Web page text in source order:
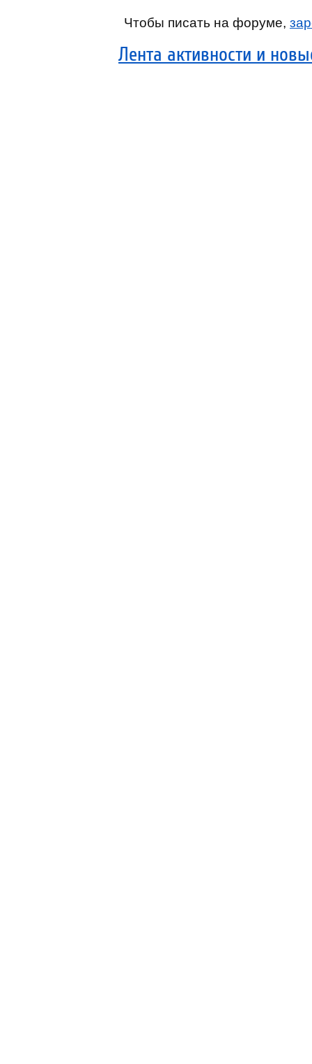
Чтобы писать на форуме,
Лента активности и